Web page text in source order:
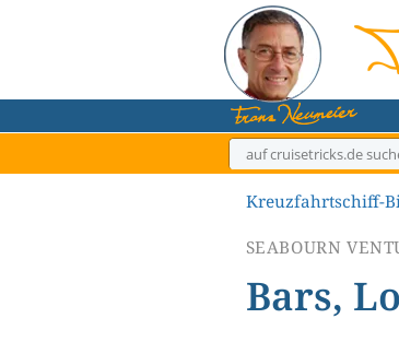
Kreuzfahrtschiff-
SEABOURN
Bars,